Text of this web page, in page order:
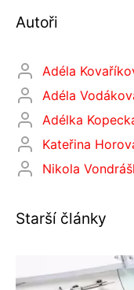
Autoři
Adéla
Adéla
Adélka
Kateřina
Nikola
Starší články